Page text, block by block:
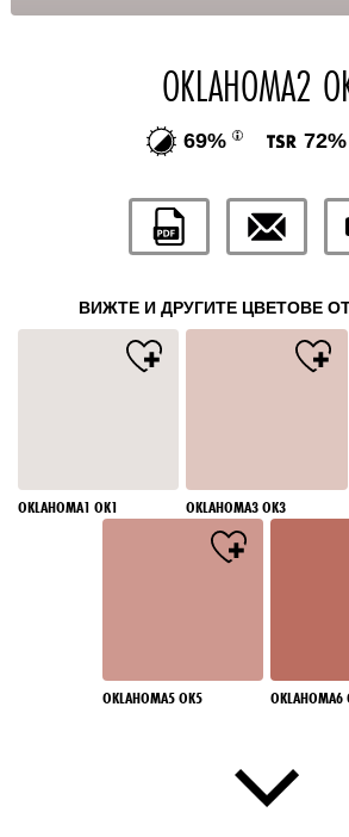
OKLAHOMA2
69% 72%
ВИЖТЕ И ДРУГИТЕ ЦВЕТОВЕ
OKLAHOMA1 OK1 OKLAHOMA3 OK3
OKLAHOMA5 OK5 OKLAHOMA6